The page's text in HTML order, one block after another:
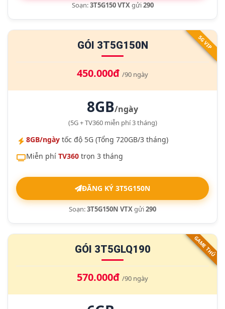
Soạn:3T5G150 VTXgửi290
5G VIP
GÓI 3T5G150N
450.000đ /90 ngày
8GB/ngày
(5G + TV360 miễn phí 3 tháng)
8GB/ngày tốc độ 5G (Tổng 720GB/3 tháng)
Miễn phí TV360 trọn 3 tháng
ĐĂNG KÝ 3T5G150N
Soạn:3T5G150N VTXgửi290
GAME THỦ
GÓI 3T5GLQ190
570.000đ /90 ngày